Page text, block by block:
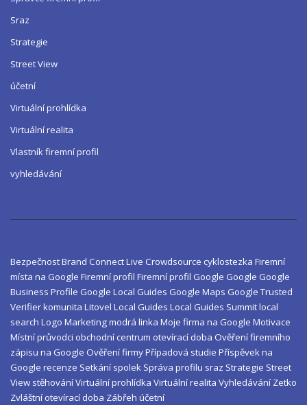
Sraz
Strategie
Street View
účetní
Virtuální prohlídka
Virtuální realita
Vlastník firemní profil
vyhledávání
BezpečnostBrand Connect Live Crowdsource cyklostezka Firemní
místa na Google Firemní profil Firemní profil Google Google Google
Business Profile Google Local Guides Google Maps Google Trusted
Verifierkomunita Litovel Local Guides Local Guides Summitlocal
search Logo Marketingmodrá linka Moje firma na Google Motivace
Místní průvodci obchodní centrum otevírací doba Ověření firemního
zápisu na Google Ověření firmyPřípadová studie Příspěvek na
Google recenze Setkání spolek Správa profilu sraz Strategie Street
View stěhováníVirtuální prohlídka Virtuální realita Vyhledávání Zetko
Zvláštní otevírací doba Zábřeh účetní